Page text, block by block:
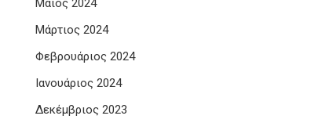
Μάιος 2024
Μάρτιος 2024
Φεβρουάριος 2024
Ιανουάριος 2024
Δεκέμβριος 2023